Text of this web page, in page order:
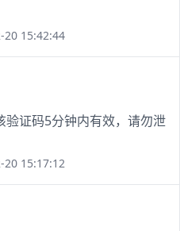
20 15:42:44
验证码5分钟内有效，请勿泄
20 15:17:12